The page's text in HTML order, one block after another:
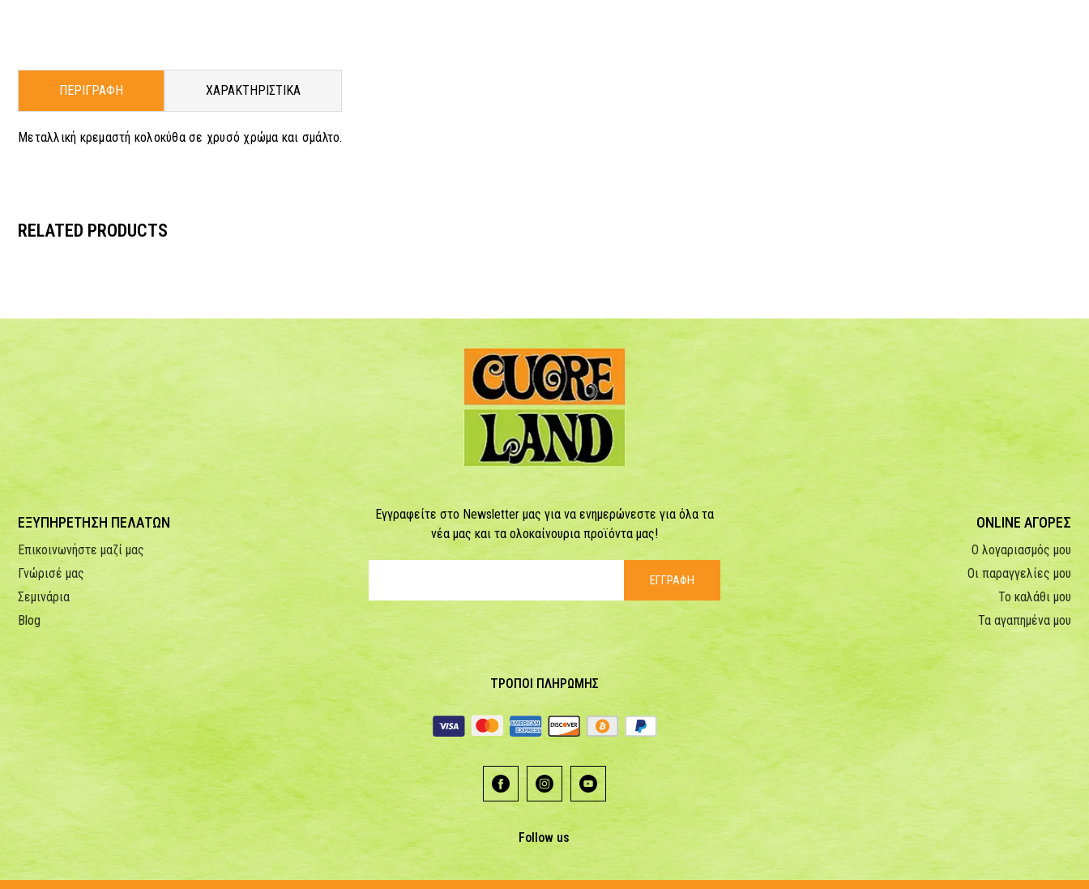
ΠΕΡΙΓΡΑΦΗ ΧΑΡΑΚΤΗΡΙΣΤΙΚΑ
Μεταλλική κρεμαστή κολοκύθα σε χρυσό χρώμα και σμάλτο.
RELATED PRODUCTS
ΕΞΥΠΗΡΕΤΗΣΗ ΠΕΛΑΤΩΝ
Επικοινωνήστε μαζί μας
Γνώρισέ μας
Σεμινάρια
Blog
Εγγραφείτε στο Newsletter μας για να ενημερώνεστε για όλα τα
νέα μας και τα ολοκαίνουρια προϊόντα μας!
ΕΓΓΡΑΦΗ
ONLINE ΑΓΟΡΕΣ
Ο λογαριασμός μου
Οι παραγγελίες μου
Το καλάθι μου
Τα αγαπημένα μου
ΤΡΟΠΟΙ ΠΛΗΡΩΜΗΣ
Follow us